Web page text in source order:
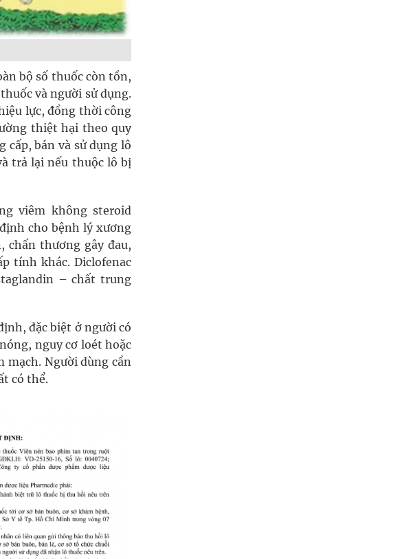
bộ số thuốc còn tồn,
và người sử dụng.
lực, đồng thời công
thiệt hại theo quy
cấp, bán và sử dụng lô
trả lại nếu thuộc lô bị
viêm không steroid
cho bệnh lý xương
chấn thương gây đau,
tính khác. Diclofenac
– chất trung
đặc biệt ở người có
nguy cơ loét hoặc
mạch. Người dùng cần
có thể.